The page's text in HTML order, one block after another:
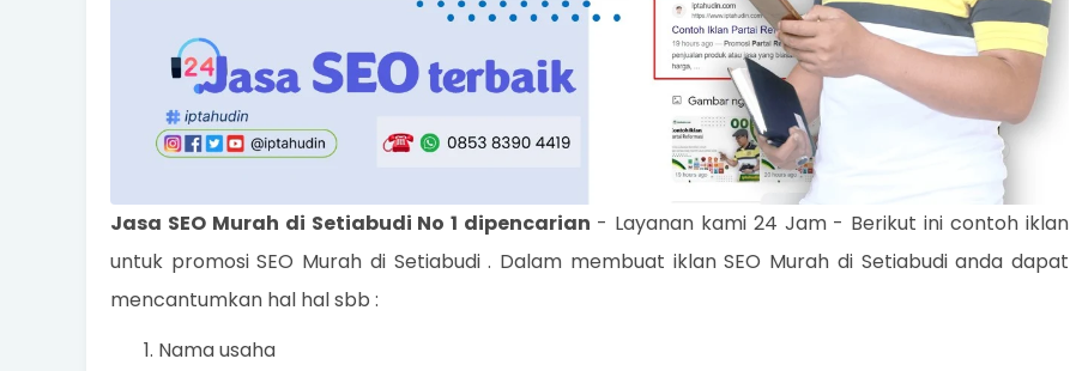
Jasa SEO Murah di Setiabudi No 1 dipencarian - Layanan kami 24 Jam - Berikut ini contoh iklan
untuk promosi SEO Murah di Setiabudi . Dalam membuat iklan SEO Murah di Setiabudi anda dapat
mencantumkan hal hal sbb :
Nama usaha